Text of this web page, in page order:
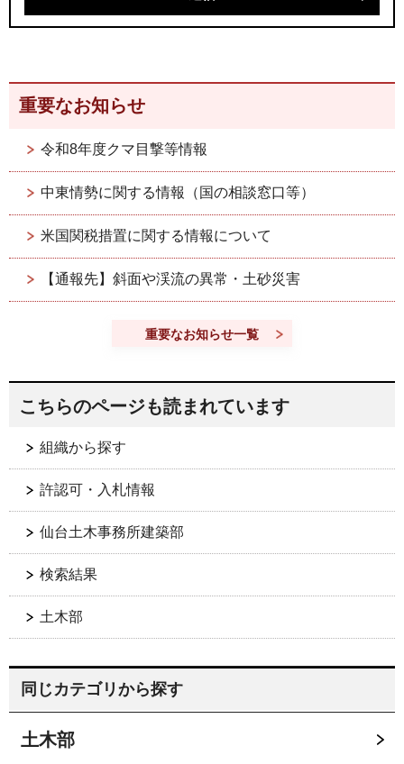
重要なお知らせ
令和8年度クマ目撃等情報
中東情勢に関する情報（国の相談窓口等）
米国関税措置に関する情報について
【通報先】斜面や渓流の異常・土砂災害
重要なお知らせ一覧
こちらのページも読まれています
組織から探す
許認可・入札情報
仙台土木事務所建築部
検索結果
土木部
同じカテゴリから探す
土木部